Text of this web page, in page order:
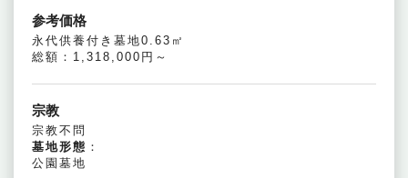
参考価格
永代供養付き墓地0.63㎡
総額：1,318,000円～
宗教
宗教不問
墓地形態 ：
公園墓地